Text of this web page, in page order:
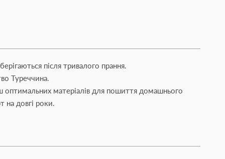
після тривалого прання.
Туреччина.
матеріалів для пошиття домашнього
на довгі роки.